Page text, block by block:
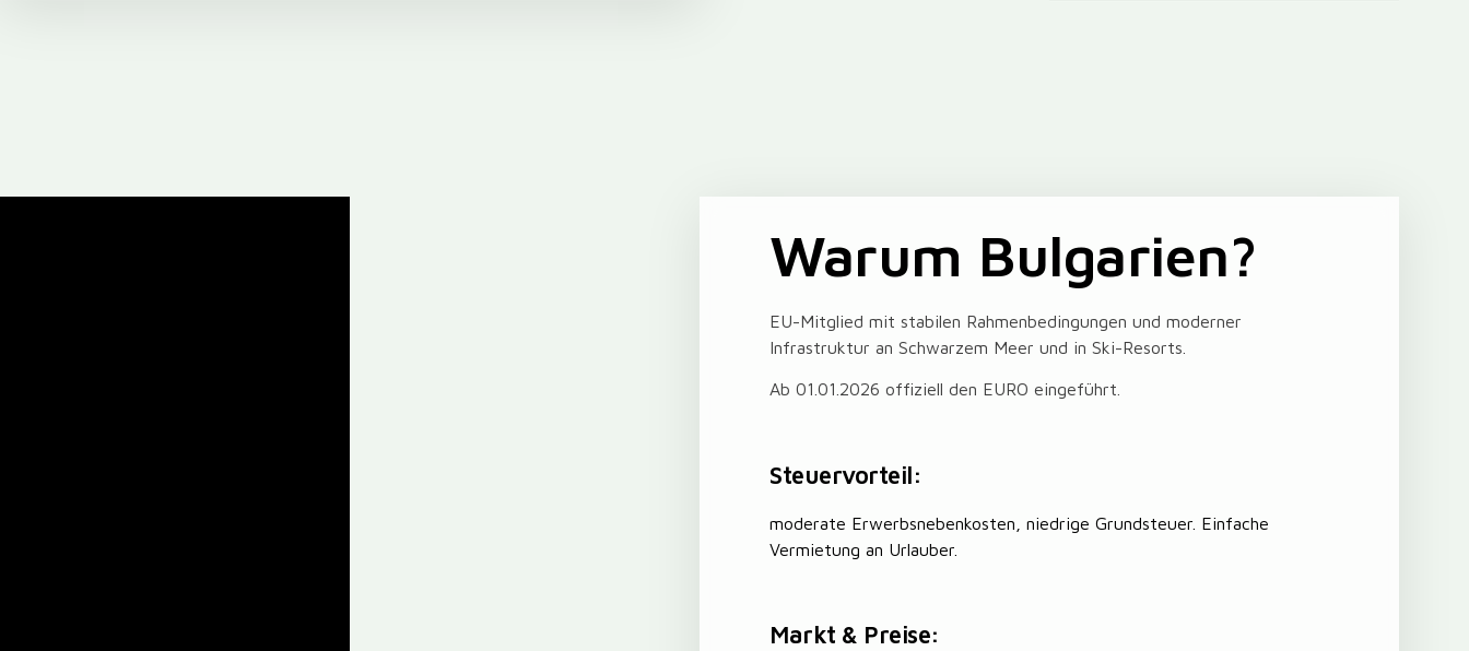
Warum Bulgarien?
EU-Mitglied mit stabilen Rahmenbedingungen und moderner
Infrastruktur an Schwarzem Meer und in Ski-Resorts.
Ab 01.01.2026 offiziell den EURO eingeführt.
Steuervorteil:
moderate Erwerbsnebenkosten, niedrige Grundsteuer. Einfache
Vermietung an Urlauber.
Markt & Preise: